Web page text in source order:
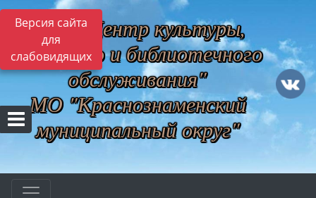
Версия сайта
для
слабовидящих
МБУ "Центр культуры,
музейного и библиотечного
обслуживания"
МО "Краснознаменский
муниципальный округ"